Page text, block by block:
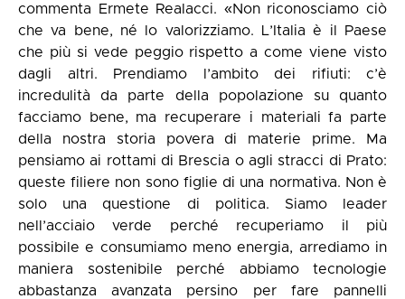
commenta Ermete Realacci. «Non riconosciamo ciò
che va bene, né lo valorizziamo. L’Italia è il Paese
che più si vede peggio rispetto a come viene visto
dagli altri. Prendiamo l’ambito dei rifiuti: c’è
incredulità da parte della popolazione su quanto
facciamo bene, ma recuperare i materiali fa parte
della nostra storia povera di materie prime. Ma
pensiamo ai rottami di Brescia o agli stracci di Prato:
queste filiere non sono figlie di una normativa. Non è
solo una questione di politica. Siamo leader
nell’acciaio verde perché recuperiamo il più
possibile e consumiamo meno energia, arrediamo in
maniera sostenibile perché abbiamo tecnologie
abbastanza avanzata persino per fare pannelli